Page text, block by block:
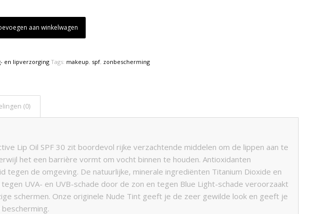
aan winkelwagen
en lipverzorging Tags: makeup, spf, zonbescherming
(0)
Lip Oil SPF 30 zit boordevol rijke verzachtende middelen om de lippen aan te
het een barrière vormt om vocht binnen te houden. Antioxidanten
tegen de omgeving. De natuurlijke, minerale ingrediënten Titanium Dioxide en
UVA- en UVB-schade door de zon en tegen Blue Light-schade veroorzaakt
schermen. Onze originele Nude Tint geeft je de zeer gewilde look en geeft je